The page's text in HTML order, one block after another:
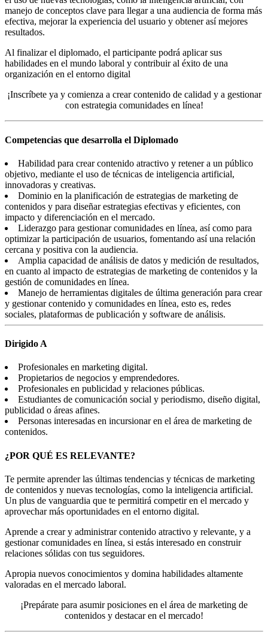
manejo de conceptos clave para llegar a una audiencia de forma más
efectiva, mejorar la experiencia del usuario y obtener así mejores
resultados.
Al finalizar el diplomado, el participante podrá aplicar sus
habilidades en el mundo laboral y contribuir al éxito de una
organización en el entorno digital
¡Inscríbete ya y comienza a crear contenido de calidad y a gestionar
con estrategia comunidades en línea!
Competencias que desarrolla el Diplomado
Habilidad para crear contenido atractivo y retener a un público
objetivo, mediante el uso de técnicas de inteligencia artificial,
innovadoras y creativas.
Dominio en la planificación de estrategias de marketing de
contenidos y para diseñar estrategias efectivas y eficientes, con
impacto y diferenciación en el mercado.
Liderazgo para gestionar comunidades en línea, así como para
optimizar la participación de usuarios, fomentando así una relación
cercana y positiva con la audiencia.
Amplia capacidad de análisis de datos y medición de resultados,
en cuanto al impacto de estrategias de marketing de contenidos y la
gestión de comunidades en línea.
Manejo de herramientas digitales de última generación para crear
y gestionar contenido y comunidades en línea, esto es, redes
sociales, plataformas de publicación y software de análisis.
Dirigido A
Profesionales en marketing digital.
Propietarios de negocios y emprendedores.
Profesionales en publicidad y relaciones públicas.
Estudiantes de comunicación social y periodismo, diseño digital,
publicidad o áreas afines.
Personas interesadas en incursionar en el área de marketing de
contenidos.
¿POR QUÉ ES RELEVANTE?
Te permite aprender las últimas tendencias y técnicas de marketing
de contenidos y nuevas tecnologías, como la inteligencia artificial.
Un plus de vanguardia que te permitirá competir en el mercado y
aprovechar más oportunidades en el entorno digital.
Aprende a crear y administrar contenido atractivo y relevante, y a
gestionar comunidades en línea, si estás interesado en construir
relaciones sólidas con tus seguidores.
Apropia nuevos conocimientos y domina habilidades altamente
valoradas en el mercado laboral.
¡Prepárate para asumir posiciones en el área de marketing de
contenidos y destacar en el mercado!